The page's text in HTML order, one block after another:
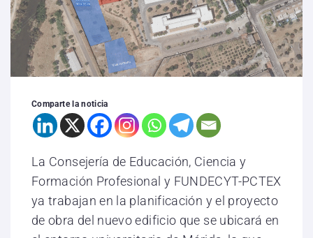
Comparte la noticia
La Consejería de Educación, Ciencia y
Formación Profesional y FUNDECYT-PCTEX
ya trabajan en la planificación y el proyecto
de obra del nuevo edificio que se ubicará en